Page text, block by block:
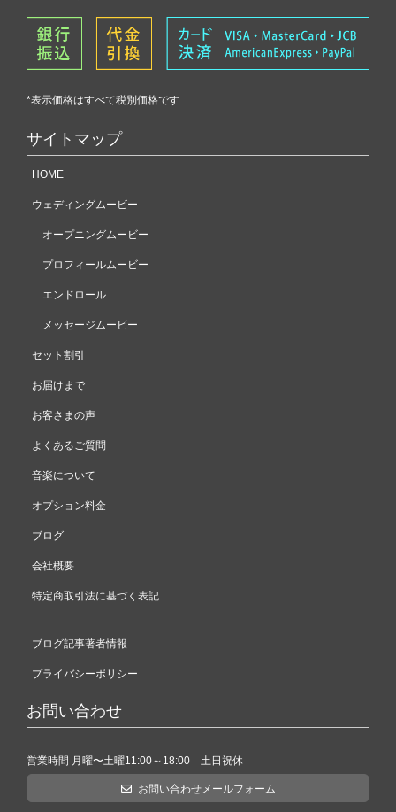
*表示価格はすべて税別価格です
サイトマップ
HOME
ウェディングムービー
オープニングムービー
プロフィールムービー
エンドロール
メッセージムービー
セット割引
お届けまで
お客さまの声
よくあるご質問
音楽について
オプション料金
ブログ
会社概要
特定商取引法に基づく表記
ブログ記事著者情報
プライバシーポリシー
お問い合わせ
営業時間 月曜〜土曜11:00～18:00 土日祝休
お問い合わせメールフォーム